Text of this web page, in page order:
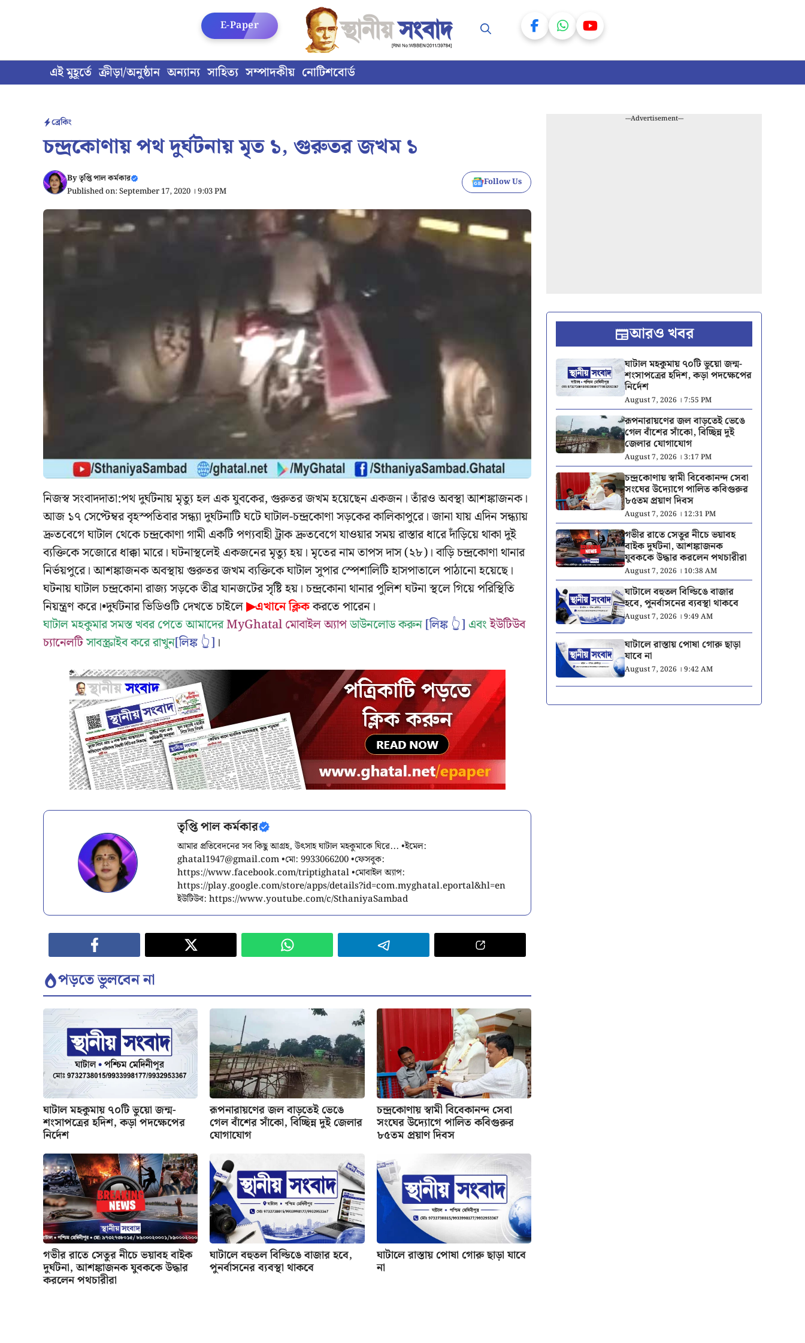
এই মুহূর্তে ক্রীড়া/অনুষ্ঠান অন্যান্য সাহিত্য সম্পাদকীয় নোটিশবোর্ড
E-Paper
ব্রেকিং
চন্দ্রকোণায় পথ দুর্ঘটনায় মৃত ১, গুরুতর জখম ১
Byতৃপ্তি পাল কর্মকার
Published on: September 17, 2020 । 9:03 PM
Follow Us
নিজস্ব সংবাদদাতা:পথ দুর্ঘটনায় মৃত্যু হল এক যুবকের, গুরুতর জখম হয়েছেন একজন। তাঁরও অবস্থা আশঙ্কাজনক।
আজ ১৭ সেপ্টেম্বর বৃহস্পতিবার সন্ধ্যা দুর্ঘটনাটি ঘটে ঘাটাল-চন্দ্রকোণা সড়কের কালিকাপুরে। জানা যায় এদিন সন্ধ্যায়
দ্রুতবেগে ঘাটাল থেকে চন্দ্রকোণা গামী একটি পণ্যবাহী ট্রাক দ্রুতবেগে যাওয়ার সময় রাস্তার ধারে দাঁড়িয়ে থাকা দুই
ব্যক্তিকে সজোরে ধাক্কা মারে। ঘটনাস্থলেই একজনের মৃত্যু হয়। মৃতের নাম তাপস দাস (২৮)। বাড়ি চন্দ্রকোণা থানার
নির্ভয়পুরে। আশঙ্কাজনক অবস্থায় গুরুতর জখম ব্যক্তিকে ঘাটাল সুপার স্পেশালিটি হাসপাতালে পাঠানো হয়েছে।
ঘটনায় ঘাটাল চন্দ্রকোনা রাজ্য সড়কে তীব্র যানজটের সৃষ্টি হয়। চন্দ্রকোনা থানার পুলিশ ঘটনা স্থলে গিয়ে পরিস্থিতি
নিয়ন্ত্রণ করে।•দুর্ঘটনার ভিডিওটি দেখতে চাইলে▶এখানে ক্লিককরতে পারেন।
ঘাটাল মহকুমার সমস্ত খবর পেতে আমাদেরMyGhatal মোবাইল অ্যাপডাউনলোড করুন[লিঙ্ক 👆] এবংইউটিউব
চ্যানেলটিসাবস্ক্রাইব করে রাখুন[লিঙ্ক 👆] ।
তৃপ্তি পাল কর্মকার
আমার প্রতিবেদনের সব কিছু আগ্রহ, উৎসাহ ঘাটাল মহকুমাকে ঘিরে... •ইমেল:
ghatal1947@gmail.com•মো: 9933066200 •ফেসবুক:
https://www.facebook.com/triptighatal •মোবাইল অ্যাপ:
https://play.google.com/store/apps/details?id=com.myghatal.eportal&hl=en
ইউটিউব: https://www.youtube.com/c/SthaniyaSambad
পড়তে ভুলবেন না
ঘাটাল মহকুমায় ৭০টি ভুয়ো জন্ম-
শংসাপত্রের হদিশ, কড়া পদক্ষেপের
নির্দেশ
রূপনারায়ণের জল বাড়তেই ভেঙে
গেল বাঁশের সাঁকো, বিচ্ছিন্ন দুই জেলার
যোগাযোগ
চন্দ্রকোণায় স্বামী বিবেকানন্দ সেবা
সংঘের উদ্যোগে পালিত কবিগুরুর
৮৫তম প্রয়াণ দিবস
গভীর রাতে সেতুর নীচে ভয়াবহ বাইক
দুর্ঘটনা, আশঙ্কাজনক যুবককে উদ্ধার
করলেন পথচারীরা
ঘাটালে বহুতল বিল্ডিঙে বাজার হবে,
পুনর্বাসনের ব্যবস্থা থাকবে
ঘাটালে রাস্তায় পোষা গোরু ছাড়া যাবে
না
---Advertisement---
আরও খবর
ঘাটাল মহকুমায় ৭০টি ভুয়ো জন্ম-
শংসাপত্রের হদিশ, কড়া পদক্ষেপের
নির্দেশ
August 7, 2026 । 7:55 PM
রূপনারায়ণের জল বাড়তেই ভেঙে
গেল বাঁশের সাঁকো, বিচ্ছিন্ন দুই
জেলার যোগাযোগ
August 7, 2026 । 3:17 PM
চন্দ্রকোণায় স্বামী বিবেকানন্দ সেবা
সংঘের উদ্যোগে পালিত কবিগুরুর
৮৫তম প্রয়াণ দিবস
August 7, 2026 । 12:31 PM
গভীর রাতে সেতুর নীচে ভয়াবহ
বাইক দুর্ঘটনা, আশঙ্কাজনক
যুবককে উদ্ধার করলেন পথচারীরা
August 7, 2026 । 10:38 AM
ঘাটালে বহুতল বিল্ডিঙে বাজার
হবে, পুনর্বাসনের ব্যবস্থা থাকবে
August 7, 2026 । 9:49 AM
ঘাটালে রাস্তায় পোষা গোরু ছাড়া
যাবে না
August 7, 2026 । 9:42 AM